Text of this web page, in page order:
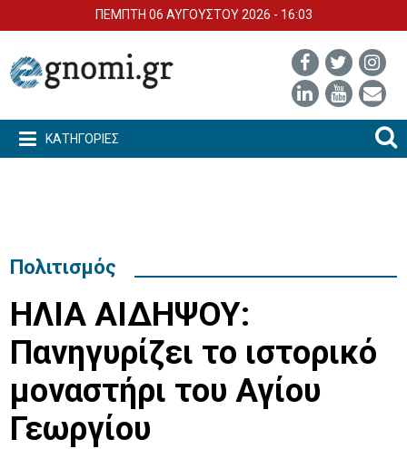
ΠΕΜΠΤΗ 06 ΑΥΓΟΥΣΤΟΥ 2026 - 16:03
ΚΑΤΗΓΟΡΙΕΣ
Πολιτισμός
ΗΛΙΑ ΑΙΔΗΨΟΥ:
Πανηγυρίζει το ιστορικό
μοναστήρι του Αγίου
Γεωργίου